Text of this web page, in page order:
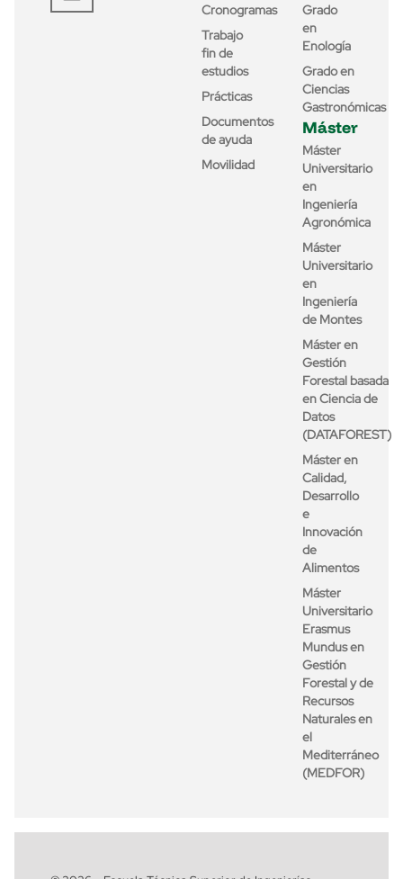
Cronogramas
Trabajo
fin de
estudios
Prácticas
Documentos
de ayuda
Movilidad
Grado
en
Enología
Grado en
Ciencias
Gastronómicas
Máster
Máster
Universitario
en
Ingeniería
Agronómica
Máster
Universitario
en
Ingeniería
de Montes
Máster en
Gestión
Forestal basada
en Ciencia de
Datos
(DATAFOREST)
Máster en
Calidad,
Desarrollo
e
Innovación
de
Alimentos
Máster
Universitario
Erasmus
Mundus en
Gestión
Forestal y de
Recursos
Naturales en
el
Mediterráneo
(MEDFOR)